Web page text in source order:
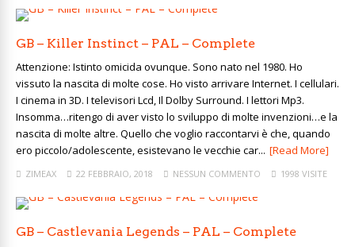
GB – Killer Instinct – PAL – Complete
Attenzione: Istinto omicida ovunque. Sono nato nel 1980. Ho
vissuto la nascita di molte cose. Ho visto arrivare Internet. I cellulari.
I cinema in 3D. I televisori Lcd, Il Dolby Surround. I lettori Mp3.
Insomma…ritengo di aver visto lo sviluppo di molte invenzioni…e la
nascita di molte altre. Quello che voglio raccontarvi è che, quando
ero piccolo/adolescente, esistevano le vecchie car... [Read More]
ZIMEAX 22 FEBBRAIO, 2018 NESSUN COMMENTO 1998 VISITE
GB – Castlevania Legends – PAL – Complete